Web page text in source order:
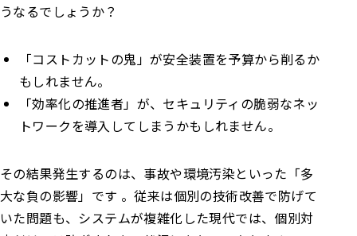
うなるでしょうか？
「コストカットの鬼」が安全装置を予算から削るか
もしれません。
「効率化の推進者」が、セキュリティの脆弱なネッ
トワークを導入してしまうかもしれません。
その結果発生するのは、事故や環境汚染といった「多
大な負の影響」です 。従来は個別の技術改善で防げて
いた問題も、システムが複雑化した現代では、個別対